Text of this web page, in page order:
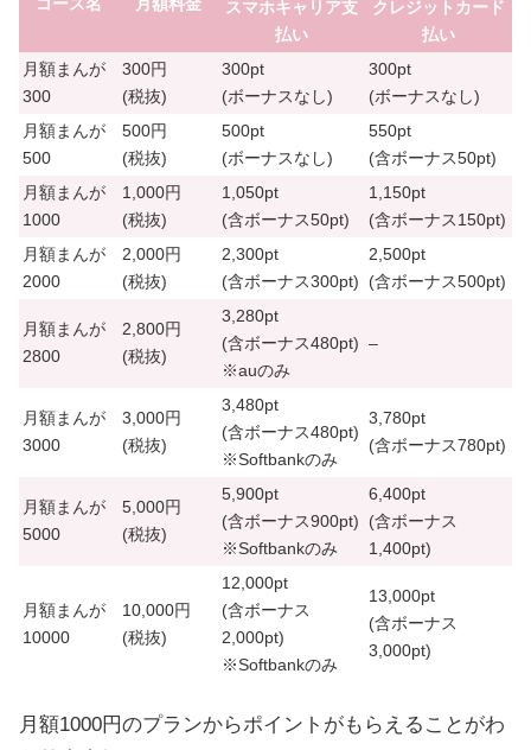
コース名 月額料金
スマホキャリア支
払い
クレジットカード
払い
月額まんが
300
300円
(税抜)
300pt
(ボーナスなし)
300pt
(ボーナスなし)
月額まんが
500
500円
(税抜)
500pt
(ボーナスなし)
550pt
(含ボーナス50pt)
月額まんが
1000
1,000円
(税抜)
1,050pt
(含ボーナス50pt)
1,150pt
(含ボーナス 150pt)
月額まんが
2000
2,000円
(税抜)
2,300pt
(含ボーナス300pt)
2,500pt
(含ボーナス500pt)
月額まんが
2800
2,800円
(税抜)
3,280pt
(含ボーナス480pt)
※auのみ
–
月額まんが
3000
3,000円
(税抜)
3,480pt
(含ボーナス480pt)
※Softbankのみ
3,780pt
(含ボーナス780pt)
月額まんが
5000
5,000円
(税抜)
5,900pt
(含ボーナス900pt)
※Softbankのみ
6,400pt
(含ボーナス
1,400pt)
月額まんが
10000
10,000円
(税抜)
12,000pt
(含ボーナス
2,000pt)
※Softbankのみ
13,000pt
(含ボーナス
3,000pt)
月額1000円のプランからポイントがもらえることがわ